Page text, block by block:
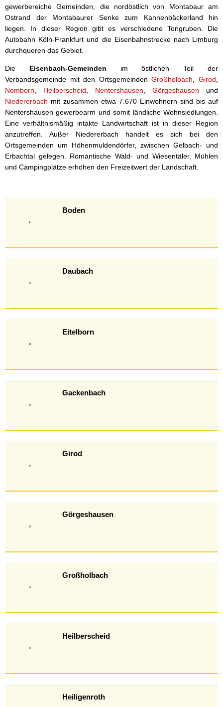
gewerbereiche Gemeinden, die nordöstlich von Montabaur am
Ostrand der Montabaurer Senke zum Kannenbäckerland hin
liegen. In dieser Region gibt es verschiedene Tongruben. Die
Autobahn Köln-Frankfurt und die Eisenbahnstrecke nach Limburg
durchqueren das Gebiet.
Die Eisenbach-Gemeinden im östlichen Teil der
Verbandsgemeinde mit den OrtsgemeindenGroßholbach ,Girod
Nomborn
Heilberscheid Nentershausen Görgeshausen und
Niedererbach mit zusammen etwa 7.670 Einwohnern sind bis auf
Nentershausen gewerbearm und somit ländliche Wohnsiedlungen.
Eine verhältnismäßig intakte Landwirtschaft ist in dieser Region
anzutreffen. Außer Niedererbach handelt es sich bei den
Ortsgemeinden um Höhenmuldendörfer, zwischen Gelbach- und
Erbachtal gelegen. Romantische Wald- und Wiesentäler, Mühlen
und Campingplätze erhöhen den Freizeitwert der Landschaft.
Boden
Daubach
Eitelborn
Gackenbach
Girod
Görgeshausen
Großholbach
Heilberscheid
Heiligenroth